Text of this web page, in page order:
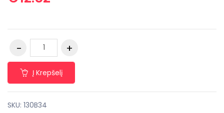
Į Krepšelį
SKU: 130B34